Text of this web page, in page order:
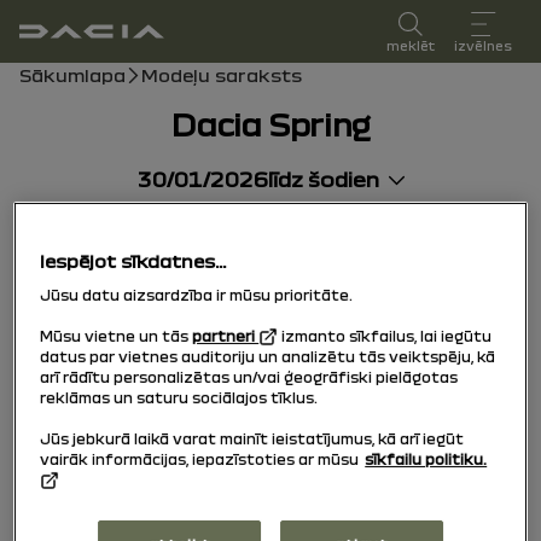
lietotāja rokasgrāmata
meklēt izvēlnes
navigācijas ceļš
Sākumlapa Modeļu saraksts
Dacia Spring
30/01/2026līdz šodien
Iespējot sīkdatnes...
Jūsu datu aizsardzība ir mūsu prioritāte.
Mūsu vietne un tāspartneri
izmanto sīkfailus, lai iegūtu
datus par vietnes auditoriju un analizētu tās veiktspēju, kā
arī rādītu personalizētas un/vai ģeogrāfiski pielāgotas
reklāmas un saturu sociālajos tīklus.
Jūs jebkurā laikā varat mainīt ieistatījumus, kā arī iegūt
vairāk informācijas, iepazīstoties ar mūsu sīkfailu politiku.